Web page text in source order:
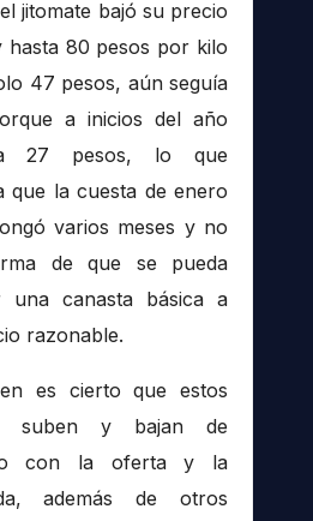
jitomate bajó su precio
hasta 80 pesos por kilo
47 pesos, aún seguía
a inicios del año
27 pesos, lo que
que la cuesta de enero
varios meses y no
de que se pueda
una canasta básica a
razonable.
es cierto que estos
suben y bajan de
con la oferta y la
además de otros